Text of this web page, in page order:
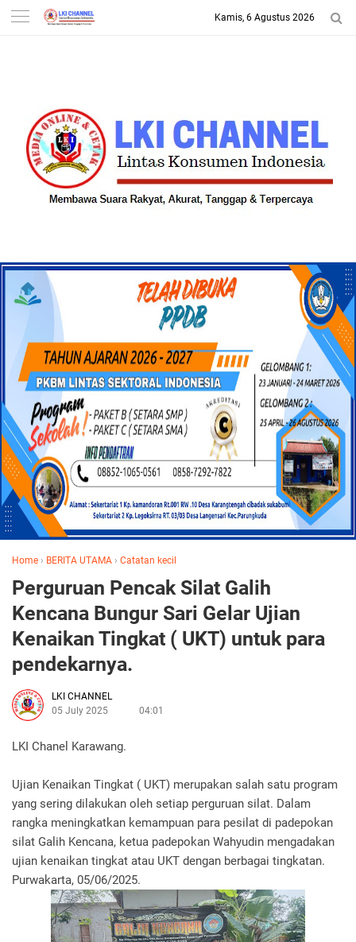
-->
Kamis, 6 Agustus 2026
Home › BERITA UTAMA › Catatan kecil
Perguruan Pencak Silat Galih
Kencana Bungur Sari Gelar Ujian
Kenaikan Tingkat ( UKT) untuk para
pendekarnya.
LKI CHANNEL
05 July 2025
04:01
LKI Chanel Karawang.
Ujian Kenaikan Tingkat ( UKT) merupakan salah satu program
yang sering dilakukan oleh setiap perguruan silat. Dalam
rangka meningkatkan kemampuan para pesilat di padepokan
silat Galih Kencana, ketua padepokan Wahyudin mengadakan
ujian kenaikan tingkat atau UKT dengan berbagai tingkatan.
Purwakarta, 05/06/2025.